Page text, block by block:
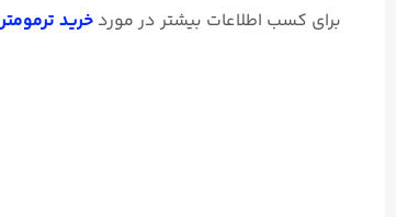
برای کسب اطلاعات بیشتر در مورد خرید ترمومتر